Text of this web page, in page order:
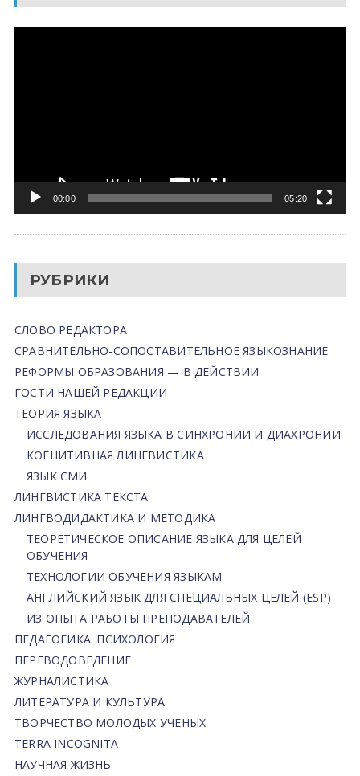
00:00 05:20
РУБРИКИ
СЛОВО РЕДАКТОРА
СРАВНИТЕЛЬНО-СОПОСТАВИТЕЛЬНОЕ ЯЗЫКОЗНАНИЕ
РЕФОРМЫ ОБРАЗОВАНИЯ — В ДЕЙСТВИИ
ГОСТИ НАШЕЙ РЕДАКЦИИ
ТЕОРИЯ ЯЗЫКА
ИССЛЕДОВАНИЯ ЯЗЫКА В СИНХРОНИИ И ДИАХРОНИИ
КОГНИТИВНАЯ ЛИНГВИСТИКА
ЯЗЫК СМИ
ЛИНГВИСТИКА ТЕКСТА
ЛИНГВОДИДАКТИКА И МЕТОДИКА
ТЕОРЕТИЧЕСКОЕ ОПИСАНИЕ ЯЗЫКА ДЛЯ ЦЕЛЕЙ
ОБУЧЕНИЯ
ТЕХНОЛОГИИ ОБУЧЕНИЯ ЯЗЫКАМ
АНГЛИЙСКИЙ ЯЗЫК ДЛЯ СПЕЦИАЛЬНЫХ ЦЕЛЕЙ (ESP)
ИЗ ОПЫТА РАБОТЫ ПРЕПОДАВАТЕЛЕЙ
ПЕДАГОГИКА. ПСИХОЛОГИЯ
ПЕРЕВОДОВЕДЕНИЕ
ЖУРНАЛИСТИКА
ЛИТЕРАТУРА И КУЛЬТУРА
ТВОРЧЕСТВО МОЛОДЫХ УЧЕНЫХ
TERRA INCOGNITA
НАУЧНАЯ ЖИЗНЬ